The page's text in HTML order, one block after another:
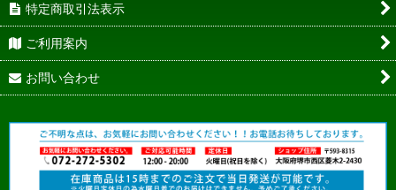
特定商取引法表示
ご利用案内
お問い合わせ